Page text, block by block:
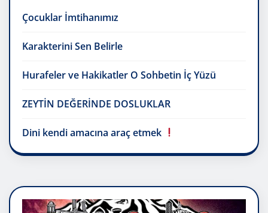
Çocuklar İmtihanımız
Karakterini Sen Belirle
Hurafeler ve Hakikatler O Sohbetin İç Yüzü
ZEYTİN DEĞERİNDE DOSLUKLAR
Dini kendi amacına araç etmek